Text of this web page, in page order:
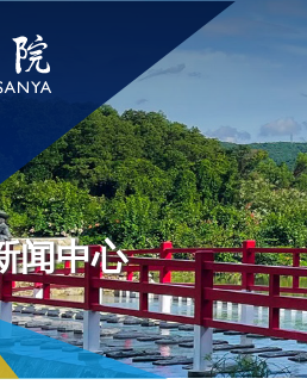
学院与部门
学院
部门
新闻中心
新闻速递
传媒视点
校园地图
USY印象
闻中心